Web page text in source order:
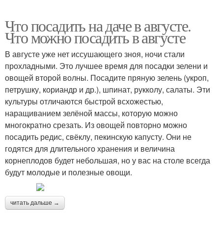
Что посадить на даче в августе.
Что можно посадить в августе
В августе уже нет иссушающего зноя, ночи стали
прохладными. Это лучшее время для посадки зелени и
овощей второй волны. Посадите пряную зелень (укроп,
петрушку, кориандр и др.), шпинат, рукколу, салаты. Эти
культуры отличаются быстрой всхожестью,
наращиванием зелёной массы, которую можно
многократно срезать. Из овощей повторно можно
посадить редис, свёклу, пекинскую капусту. Они не
годятся для длительного хранения и величина
корнеплодов будет небольшая, но у вас на столе всегда
будут молодые и полезные овощи.
читать дальше →